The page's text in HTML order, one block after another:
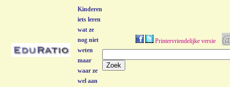
Kinderen
iets leren
wat ze
nog niet
weten
maar
waar ze
wel aan
Printervriendelijke versie